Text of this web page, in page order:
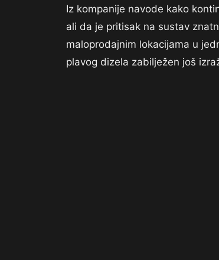
Iz kompanije navode kako
ali da je pritisak na sustav
maloprodajnim lokacijama u
plavog dizela zabilježen još